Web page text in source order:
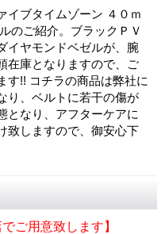
イブタイムゾーン ４０ｍ
のご紹介。ブラックＰＶ
イヤモンドベゼルが、腕
在庫となりますので、ご
す!! コチラの商品は弊社に
り、ベルトに若干の傷が
となり、アフターケアに
致しますので、御安心下
ご用意致します】